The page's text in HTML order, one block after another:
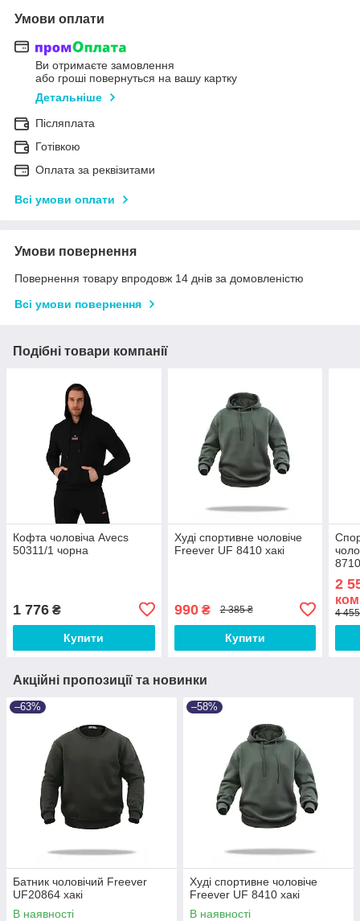
Умови оплати
Ви отримаєте замовлення
або гроші повернуться на вашу картку
Детальніше
Післяплата
Готівкою
Оплата за реквізитами
Всі умови оплати
Умови повернення
Повернення товару впродовж 14 днів за домовленістю
Всі умови повернення
Подібні товари компанії
Кофта чоловіча Avecs
50311/1 чорна
1 776 ₴
Купити
Худі спортивне чоловіче
Freever UF 8410 хакі
990₴ 2 385 ₴
Купити
2
4
Акційні пропозиції та новинки
–63%
Батник чоловічий Freever
UF20864 хакі
В наявності
–58%
Худі спортивне чоловіче
Freever UF 8410 хакі
В наявності